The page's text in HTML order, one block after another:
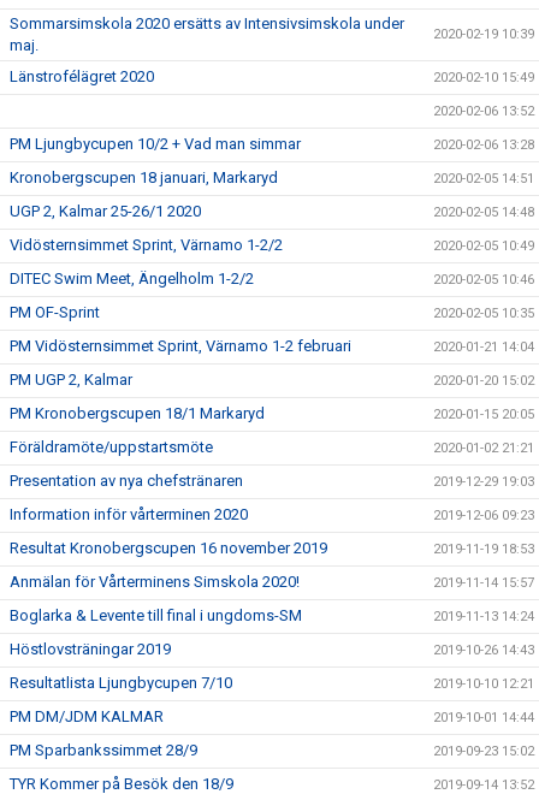
Sommarsimskola 2020 ersätts av Intensivsimskola under
maj.
2020-02-19 10:39
Länstrofélägret 2020 2020-02-10 15:49
2020-02-06 13:52
PM Ljungbycupen 10/2 + Vad man simmar 2020-02-06 13:28
Kronobergscupen 18 januari, Markaryd 2020-02-05 14:51
UGP 2, Kalmar 25-26/1 2020 2020-02-05 14:48
Vidösternsimmet Sprint, Värnamo 1-2/2 2020-02-05 10:49
DITEC Swim Meet, Ängelholm 1-2/2 2020-02-05 10:46
PM OF-Sprint 2020-02-05 10:35
PM Vidösternsimmet Sprint, Värnamo 1-2 februari 2020-01-21 14:04
PM UGP 2, Kalmar 2020-01-20 15:02
PM Kronobergscupen 18/1 Markaryd 2020-01-15 20:05
Föräldramöte/uppstartsmöte 2020-01-02 21:21
Presentation av nya chefstränaren 2019-12-29 19:03
Information inför vårterminen 2020 2019-12-06 09:23
Resultat Kronobergscupen 16 november 2019 2019-11-19 18:53
Anmälan för Vårterminens Simskola 2020! 2019-11-14 15:57
Boglarka & Levente till final i ungdoms-SM 2019-11-13 14:24
Höstlovsträningar 2019 2019-10-26 14:43
Resultatlista Ljungbycupen 7/10 2019-10-10 12:21
PM DM/JDM KALMAR 2019-10-01 14:44
PM Sparbankssimmet 28/9 2019-09-23 15:02
TYR Kommer på Besök den 18/9 2019-09-14 13:52